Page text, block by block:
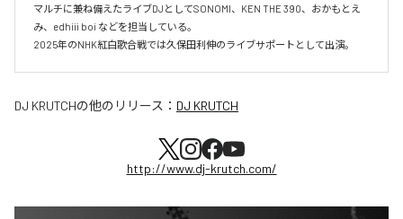
マルチに兼ね備えたライブDJとしてSONOMI、KEN THE 390、おかもとえ
み、edhiii boi などを担当している。
DJ KRUTCHの他のリリース： DJ KRUTCH
http://www.dj-krutch.com/